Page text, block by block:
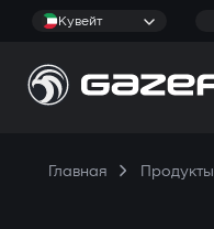
Кувейт
Главная Продукты